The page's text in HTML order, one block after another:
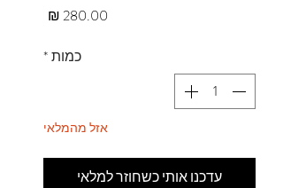
כמות*
אזל מהמלאי
עדכנו אותי כשחוזר למלאי